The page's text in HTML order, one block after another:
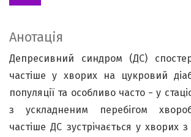
Анотація
Депресивний синдром (ДС)
частіше у хворих на цукровий
популяції та особливо часто − у
з ускладненим перебігом
частіше ДС зустрічається у хворих